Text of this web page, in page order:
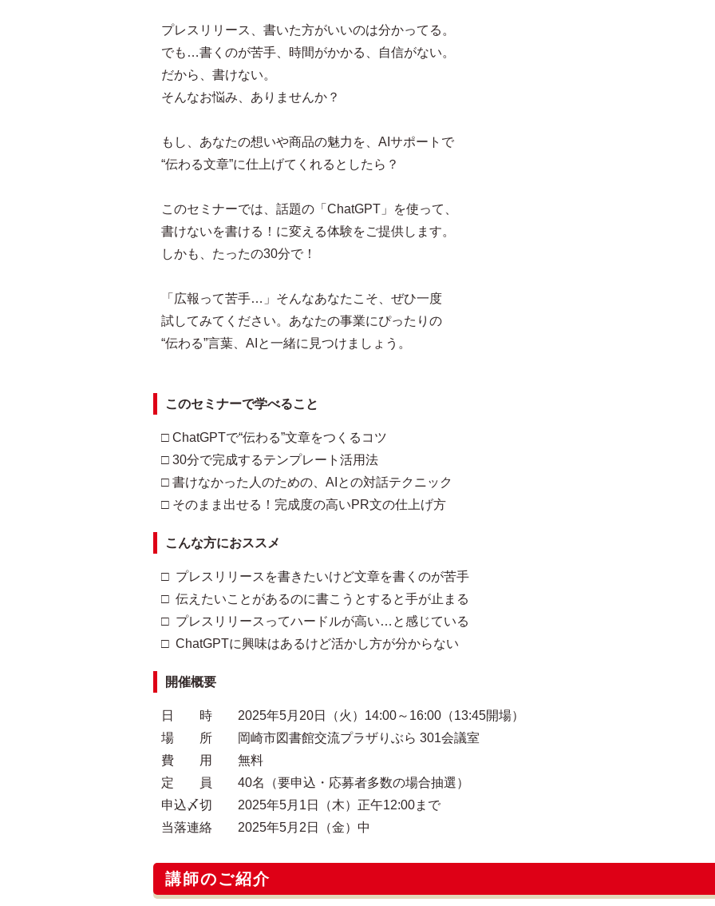
プレスリリース、書いた方がいいのは分かってる。
でも…書くのが苦手、時間がかかる、自信がない。
だから、書けない。
そんなお悩み、ありませんか？
もし、あなたの想いや商品の魅力を、AIサポートで
“伝わる文章”に仕上げてくれるとしたら？
このセミナーでは、話題の「ChatGPT」を使って、
書けないを書ける！に変える体験をご提供します。
しかも、たったの30分で！
「広報って苦手…」そんなあなたこそ、ぜひ一度
試してみてください。あなたの事業にぴったりの
“伝わる”言葉、AIと一緒に見つけましょう。
このセミナーで学べること
□ ChatGPTで“伝わる”文章をつくるコツ
□ 30分で完成するテンプレート活用法
□ 書けなかった人のための、AIとの対話テクニック
□ そのまま出せる！完成度の高いPR文の仕上げ方
こんな方におススメ
□ プレスリリースを書きたいけど文章を書くのが苦手
□ 伝えたいことがあるのに書こうとすると手が止まる
□ プレスリリースってハードルが高い…と感じている
□ ChatGPTに興味はあるけど活かし方が分からない
開催概要
日 時 2025年5月20日（火）14:00～16:00（13:45開場）
場 所 岡崎市図書館交流プラザりぶら 301会議室
費 用 無料
定 員 40名（要申込・応募者多数の場合抽選）
申込〆切 2025年5月1日（木）正午12:00まで
当落連絡 2025年5月2日（金）中
講師のご紹介